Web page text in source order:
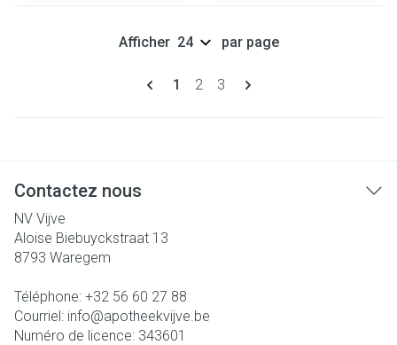
Pages
Vous lisez actuellement la page
1 Page
2 Page
3
Afficher par page
Contactez nous
NV Vijve
Aloise Biebuyckstraat 13
8793 Waregem
Téléphone: +32 56 60 27 88
Courriel: info@apotheekvijve.be
Numéro de licence: 343601